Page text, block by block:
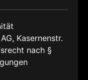
Kasernenstr.
nach §